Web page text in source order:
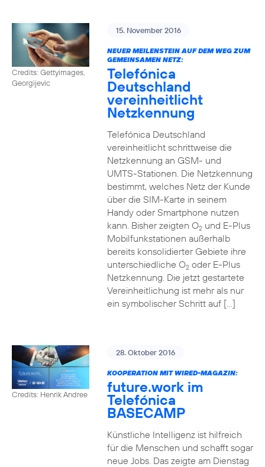
Credits: Gettyimages,
Georgijevic
15. November 2016
NEUER MEILENSTEIN AUF DEM WEG ZUM
GEMEINSAMEN NETZ:
Telefónica
Deutschland
vereinheitlicht
Netzkennung
Telefónica Deutschland
vereinheitlicht schrittweise die
Netzkennung an GSM- und
UMTS-Stationen. Die Netzkennung
bestimmt, welches Netz der Kunde
über die SIM-Karte in seinem
Handy oder Smartphone nutzen
kann. Bisher zeigten O2und E-Plus
Mobilfunkstationen außerhalb
bereits konsolidierter Gebiete ihre
unterschiedliche O2oder E-Plus
Netzkennung. Die jetzt gestartete
Vereinheitlichung ist mehr als nur
ein symbolischer Schritt auf […]
Credits: Henrik Andree
28. Oktober 2016
KOOPERATION MIT WIRED-MAGAZIN:
future.work im
Telefónica
BASECAMP
Künstliche Intelligenz ist hilfreich
für die Menschen und schafft sogar
neue Jobs. Das zeigte am Dienstag